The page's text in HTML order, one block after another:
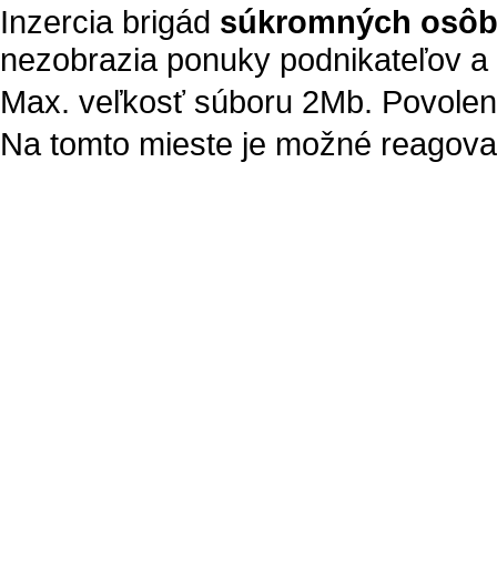
Inzercia brigád súkromných osôb
nezobrazia ponuky podnikateľov
Max. veľkosť súboru 2Mb.
Na tomto mieste je možné